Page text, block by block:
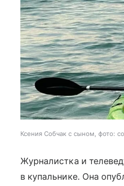
Ксения Собчак с сыном, фото:
Журналистка и
в купальнике. Она